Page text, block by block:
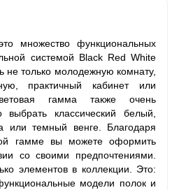
множество функциональных
системой Black Red White
только молодежную комнату,
практичный кабинет или
гамма также очень
классический белый,
темный венге. Благодаря
гамме вы можете оформить
со своими предпочтениями.
элементов в коллекции. Это:
модели полок и